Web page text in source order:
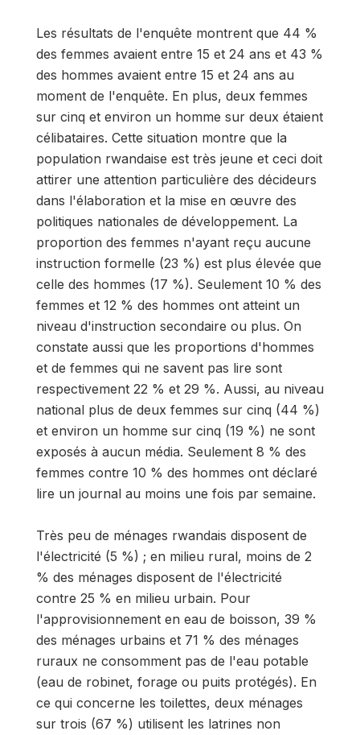
Les résultats de l'enquête montrent que 44 %
des femmes avaient entre 15 et 24 ans et 43 %
des hommes avaient entre 15 et 24 ans au
moment de l'enquête. En plus, deux femmes
sur cinq et environ un homme sur deux étaient
célibataires. Cette situation montre que la
population rwandaise est très jeune et ceci doit
attirer une attention particulière des décideurs
dans l'élaboration et la mise en œuvre des
politiques nationales de développement. La
proportion des femmes n'ayant reçu aucune
instruction formelle (23 %) est plus élevée que
celle des hommes (17 %). Seulement 10 % des
femmes et 12 % des hommes ont atteint un
niveau d'instruction secondaire ou plus. On
constate aussi que les proportions d'hommes
et de femmes qui ne savent pas lire sont
respectivement 22 % et 29 %. Aussi, au niveau
national plus de deux femmes sur cinq (44 %)
et environ un homme sur cinq (19 %) ne sont
exposés à aucun média. Seulement 8 % des
femmes contre 10 % des hommes ont déclaré
lire un journal au moins une fois par semaine.
Très peu de ménages rwandais disposent de
l'électricité (5 %) ; en milieu rural, moins de 2
% des ménages disposent de l'électricité
contre 25 % en milieu urbain. Pour
l'approvisionnement en eau de boisson, 39 %
des ménages urbains et 71 % des ménages
ruraux ne consomment pas de l'eau potable
(eau de robinet, forage ou puits protégés). En
ce qui concerne les toilettes, deux ménages
sur trois (67 %) utilisent les latrines non